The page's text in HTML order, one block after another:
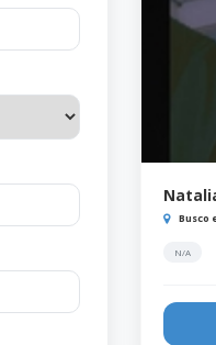
Busco
N/A